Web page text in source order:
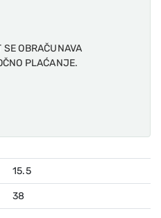
OBRAČUNAVA
PLAĆANJE.
15.5
38